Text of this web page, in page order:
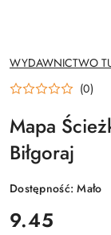
NAZWA
PRODUCENTA:
WYDAWNICTWO
(0)
Mapa
Biłgoraj
Dostępność:Mało
cena:
9.45